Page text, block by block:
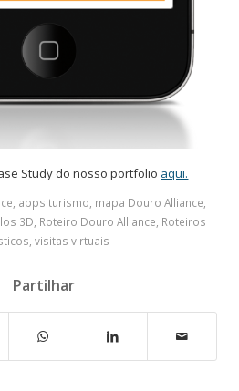
Study do nosso portfolio aqui.
apps turismo mapa Douro Alliance
3D Roteiro Douro Alliance Roteiros
,visitas virtuais
Partilhar